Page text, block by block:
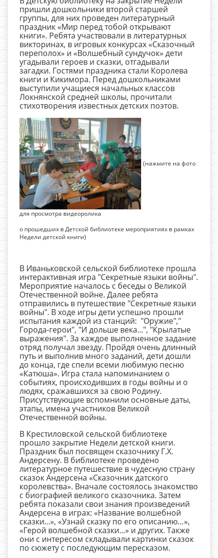
пришли дошкольники второй старшей
группы, для них проведен литературный
праздник «Мир перед тобой открывают
книги». Ребята участвовали в литературных
викторинах, в игровых конкурсах «Сказочный
переполох» и «Волшебный сундучок» дети
угадывали героев и сказки, отгадывали
загадки. Гостями праздника стали Королева
книги и Кикимора. Перед дошкольниками
выступили учащиеся начальных классов
Локнянской средней школы, прочитали
стихотворения известных детских поэтов.
(нажмите на фото
для просмотра видеоролика
о прошедших в Детской библиотеке мероприятиях в рамках
Недели детской книги)
В Иваньковской сельской библиотеке прошла
интерактивная игра "Секретные языки войны".
Мероприятие началось с беседы о Великой
Отечественной войне. Далее ребята
отправились в путешествие "Секретные языки
войны". В ходе игры дети успешно прошли
испытания каждой из станций: "Оружие","
Города-герои", "И дольше века...", "Крылатые
выражения". За каждое выполненное задание
отряд получал звезду. Пройдя очень длинный
путь и выполнив много заданий, дети дошли
до конца, где спели всеми любимую песню
«Катюша». Игра стала напоминанием о
событиях, происходивших в годы войны и о
людях, сражавшихся за свою Родину.
Присутствующие вспомнили основные даты,
этапы, имена участников Великой
Отечественной войны.
В Крестиловской сельской библиотеке
прошло закрытие Недели детской книги.
Праздник был посвящен сказочнику Г.Х.
Андерсену. В библиотеке проведено
литературное путешествие в чудесную страну
сказок Андерсена «Сказочник датского
королевства». Вначале состоялось знакомство
с биографией великого сказочника. Затем
ребята показали свои знания произведений
Андерсена в играх: «Название волшебной
сказки...», «Узнай сказку по его описанию…»,
«Герой волшебной сказки...» и других. Также
они с интересом складывали картинки сказок
по сюжету с последующим пересказом.